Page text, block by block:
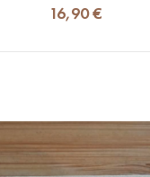
16,90 €